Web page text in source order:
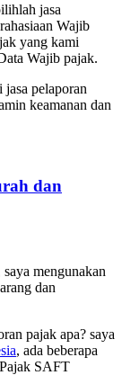
jasa
Wajib
yang kami
Wajib pajak.
pelaporan
keamanan dan
dan
mengunakan
dan
pajak apa? saya
, ada beberapa
SAFT